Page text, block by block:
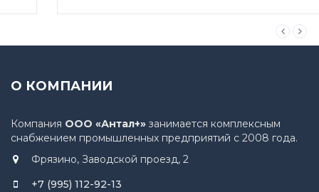
О КОМПАНИИ
Компания ООО «Антал+» занимается комплексным
снабжением промышленных предприятий с 2008 года.
Фрязино, Заводской проезд, 2
+7 (995) 112-92-13